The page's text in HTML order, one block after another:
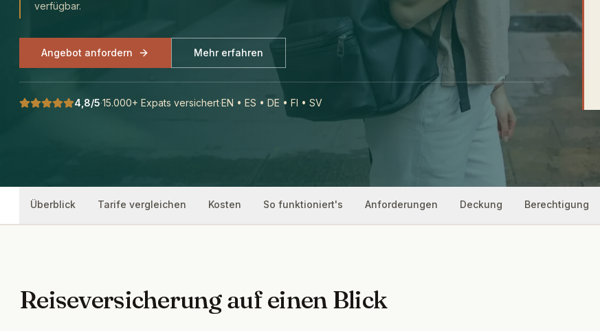
verfügbar.
Angebot anfordern Mehr erfahren
4,8/5·15.000+ Expats versichert·EN • ES • DE • FI • SV
Überblick Tarife vergleichen Kosten So funktioniert's Anforderungen Deckung Berechtigung
Reiseversicherung auf einen Blick